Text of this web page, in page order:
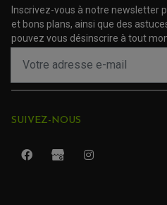
Inscrivez-vous à notre newsletter
et bons plans, ainsi que des
pouvez vous désinscrire à tout
SUIVEZ-NOUS